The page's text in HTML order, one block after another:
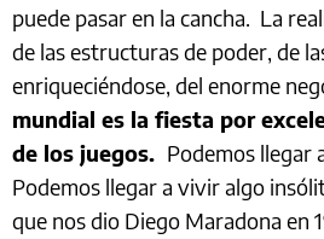
puede pasar en la cancha. La
de las estructuras de poder, de
enriqueciéndose, del enorme
mundial es la fiesta por
de los juegos. Podemos llegar
Podemos llegar a vivir algo
que nos dio Diego Maradona en